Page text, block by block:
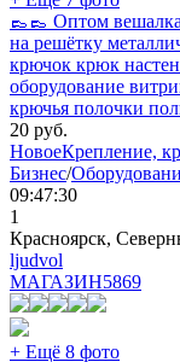
👞👞 Оптом
на решётку
крючок крюк
оборудование
крючья полочки
20 руб.
НовоеКрепление,
Бизнес/
09:47:30
1
Красноярск,
ljudvol
МАГАЗИН5869
+ Ещё 8 фото